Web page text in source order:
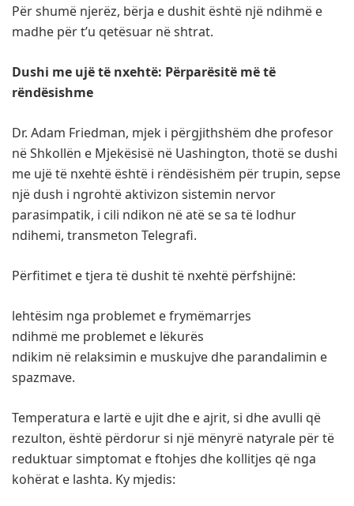
Për shumë njerëz, bërja e dushit është një ndihmë e
madhe për t’u qetësuar në shtrat.
Dushi me ujë të nxehtë: Përparësitë më të
rëndësishme
Dr. Adam Friedman, mjek i përgjithshëm dhe profesor
në Shkollën e Mjekësisë në Uashington, thotë se dushi
me ujë të nxehtë është i rëndësishëm për trupin, sepse
një dush i ngrohtë aktivizon sistemin nervor
parasimpatik, i cili ndikon në atë se sa të lodhur
ndihemi, transmeton Telegrafi.
Përfitimet e tjera të dushit të nxehtë përfshijnë:
lehtësim nga problemet e frymëmarrjes
ndihmë me problemet e lëkurës
ndikim në relaksimin e muskujve dhe parandalimin e
spazmave.
Temperatura e lartë e ujit dhe e ajrit, si dhe avulli që
rezulton, është përdorur si një mënyrë natyrale për të
reduktuar simptomat e ftohjes dhe kollitjes që nga
kohërat e lashta. Ky mjedis: